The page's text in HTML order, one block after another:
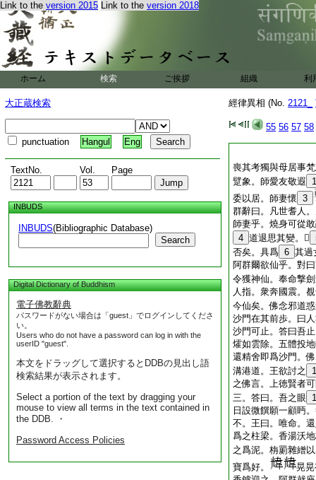
Link to the version 2015 Link to the version 2018
ホーム 検索 ご挨拶 組織 利
大正蔵検索
punctuation Hangul Eng
TextNo. Vol. Page
INBUDS
INBUDS(Bibliographic Database)
Search
Digital Dictionary of Buddhism
電子佛教辭典
パスワードがない場合は「guest」でログインしてくださ
い。
Users who do not have a password can log in with the
userID "guest".
本文をドラッグして選択するとDDBの見出し語
検索結果が表示されます。
Select a portion of the text by dragging your
mouse to view all terms in the text contained in
the DDB. ・
Password Access Policies
經律異相 (No. 2121_
55 56 57 58
喪其考獨與母居事
躄象。師愛友敬遐
1
委以居。師妻懷 3
群辭曰。凡世耆人
師妻乎。燒身可從
4 道退思其變。𦕓
否矣。具爲 6 其過
阿群爾欲仙乎。對
令獲神仙。奉命撃
人指。衆奔國震。
今仙矣。佛念邪道
沙門在其前歩。曰
沙門可止。答曰吾
㸌如雲除。五體投
還精舍即爲沙門。
溝港道。王欲討之
之佛言。上徳賢者
三。答曰。吾之眼
日設微饌願一顧眄
不。王曰。唯命。
爲之柱梁。香湯沃
之爲泥。栴罽雜繒
寶爲好。
晃